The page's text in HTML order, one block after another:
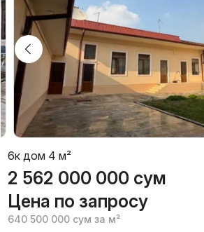
6к дом 4 м²
2 562 000 000 сум
Цена по запросу
640 500 000 сум за м²